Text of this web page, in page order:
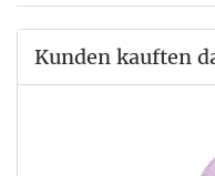
Kunden kauften